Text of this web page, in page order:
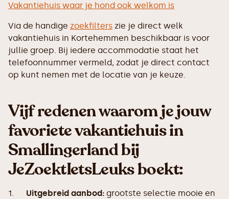
Vakantiehuis waar je hond ook welkom is
Via de handige zoekfilters zie je direct welk
vakantiehuis in Kortehemmen beschikbaar is voor
jullie groep. Bij iedere accommodatie staat het
telefoonnummer vermeld, zodat je direct contact
op kunt nemen met de locatie van je keuze.
Vijf redenen waarom je jouw
favoriete vakantiehuis in
Smallingerland bij
JeZoektIetsLeuks boekt:
1. Uitgebreid aanbod: grootste selectie mooie en